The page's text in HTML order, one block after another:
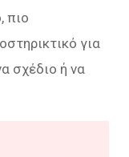
πιο
για
σχέδιο ή να